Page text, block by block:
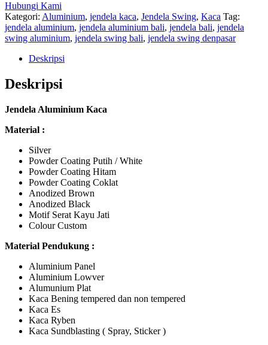
Hubungi Kami
Kategori: Aluminium, jendela kaca, Jendela Swing, Kaca Tag:
jendela aluminium, jendela aluminium bali, jendela bali, jendela
swing aluminium, jendela swing bali, jendela swing denpasar
Deskripsi
Deskripsi
Jendela Aluminium Kaca
Material :
Silver
Powder Coating Putih / White
Powder Coating Hitam
Powder Coating Coklat
Anodized Brown
Anodized Black
Motif Serat Kayu Jati
Colour Custom
Material Pendukung :
Aluminium Panel
Aluminium Lowver
Alumunium Plat
Kaca Bening tempered dan non tempered
Kaca Es
Kaca Ryben
Kaca Sundblasting ( Spray, Sticker )